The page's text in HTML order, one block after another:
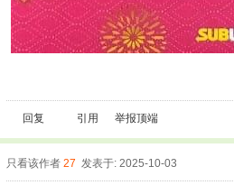
回复 引用 举报顶端
只看该作者 27 发表于: 2025-10-03